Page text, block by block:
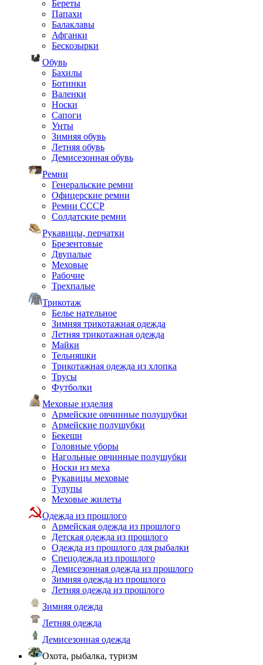
Береты
Папахи
Балаклавы
Афганки
Бескозырки
Обувь
Бахилы
Ботинки
Валенки
Носки
Сапоги
Унты
Зимняя обувь
Летняя обувь
Демисезонная обувь
Ремни
Генеральские ремни
Офицерские ремни
Ремни СССР
Солдатские ремни
Рукавицы, перчатки
Брезентовые
Двупалые
Меховые
Рабочие
Трехпалые
Трикотаж
Белье нательное
Зимняя трикотажная одежда
Летняя трикотажная одежда
Майки
Тельняшки
Трикотажная одежда из хлопка
Трусы
Футболки
Меховые изделия
Армейские овчинные полушубки
Армейские полушубки
Бекеши
Головные уборы
Нагольные овчинные полушубки
Носки из меха
Рукавицы меховые
Тулупы
Меховые жилеты
Одежда из прошлого
Армейская одежда из прошлого
Детская одежда из прошлого
Одежда из прошлого для рыбалки
Спецодежда из прошлого
Демисезонная одежда из прошлого
Зимняя одежда из прошлого
Летняя одежда из прошлого
Зимняя одежда
Летняя одежда
Демисезонная одежда
Охота, рыбалка, туризм